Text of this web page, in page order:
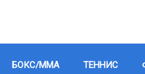
БОКС/ММА ТЕННИС